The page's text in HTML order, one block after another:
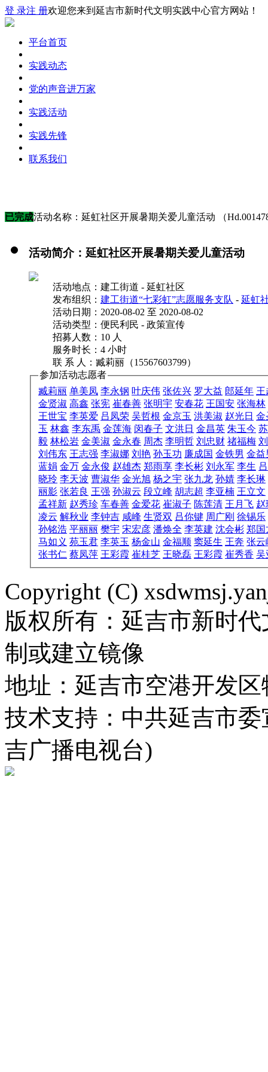
登 录注 册欢迎您来到延吉市新时代文明实践中心官方网站！
平台首页
实践动态
党的声音进万家
实践活动
实践先锋
联系我们
已完成活动名称：延虹社区开展暑期关爱儿童活动 （
活动简介：延虹社区开展暑期关爱儿童活动
发布组织： 建工街道“七彩虹”志愿服务支队
活动日期：2020-08-02 至 2020-08-02
活动类型：便民利民 - 政策宣传
招募人数：10 人
服务时长：4 小时
联 系 人：臧莉丽（15567603799）
参加活动志愿者
臧莉丽 单美凤 李永钢
金贤淑 高鑫 张宪 崔春善 张明宇 安春花 王国安 张海林
王世宝 李英爱 吕凤荣 吴哲根 金京玉 洪美淑 赵光日 金
玉 林鑫 李东禹 金莲海 闵春子 文洪日 金昌英 朱玉今
毅 林松岩 金美淑 金永春 周杰 李明哲 刘忠财 禇福梅
刘伟东 王志强 李淑娜 刘艳 孙玉功 廉成国 金铁男 金益
蓝娟 金万 金永俊 赵雄杰 郑雨享 李长彬 刘永军 李生
晓玲 李天波 曹淑华 金光旭 杨之宇 张九龙 孙婧 李长琳
丽影 张若良 王强 孙淑云 段立峰 胡志超 李亚楠 王立文
孟祥新 赵秀珍 车春善 金爱花 崔淑子 陈莲清 王月飞 赵
凌云 解秋业 李钟吉 咸峰 生贤双 吕你键 周广刚 徐锡乐
孙铭浩 平丽丽 樊宇 宋宏彦 潘焕全 李英建 沈会彬 郑国
马如义 苑玉君 李英玉 杨金山 金福顺 窦延生 王奔 张云
张书仁 蔡凤萍 王彩霞 崔桂芝 王晓磊 王彩霞 崔秀香 吴
Copyright (C)
版权所有：延吉市新时
制或建立镜像
地址：延吉市空港开发
技术支持：中共延吉市
吉广播电视台)